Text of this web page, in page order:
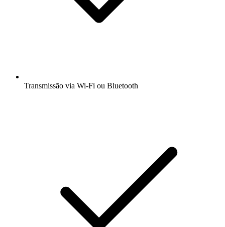
Transmissão via Wi-Fi ou Bluetooth